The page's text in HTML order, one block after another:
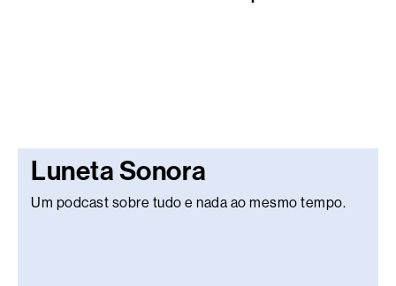
Luneta Sonora
Um podcast sobre tudo e nada ao mesmo tempo.